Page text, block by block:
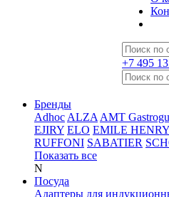
+7 495
Бренды
Adhoc ALZA AMT
EJIRY ELO EMILE HENRY
RUFFONI SABATIER
Показать все
N
Посуда
Адаптеры для